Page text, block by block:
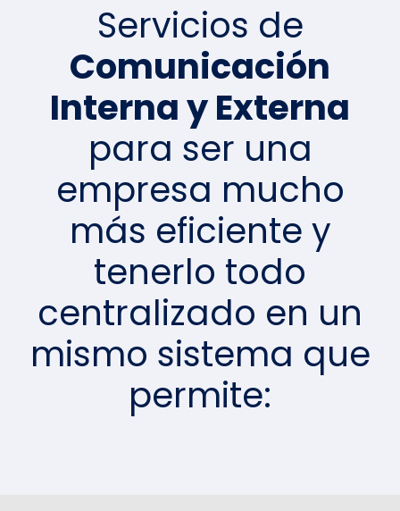
Servicios de
Comunicación
Interna y Externa
para ser una
empresa mucho
más eficiente y
tenerlo todo
centralizado en un
mismo sistema que
permite: